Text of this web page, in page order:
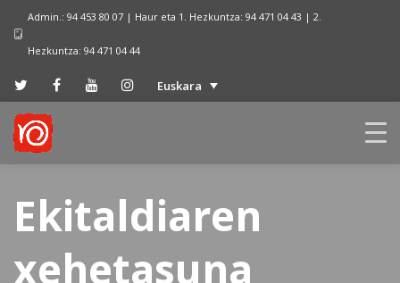
Admin.: 94 453 80 07 | Haur eta 1. Hezkuntza: 94 471 04 43 | 2.
Hezkuntza: 94 471 04 44
Euskara
Ekitaldiaren
xehetasuna